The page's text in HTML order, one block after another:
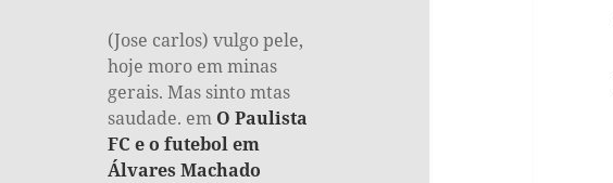
(Jose carlos) vulgo pele,
hoje moro em minas
gerais. Mas sinto mtas
saudade. em O Paulista
FC e o futebol em
Álvares Machado